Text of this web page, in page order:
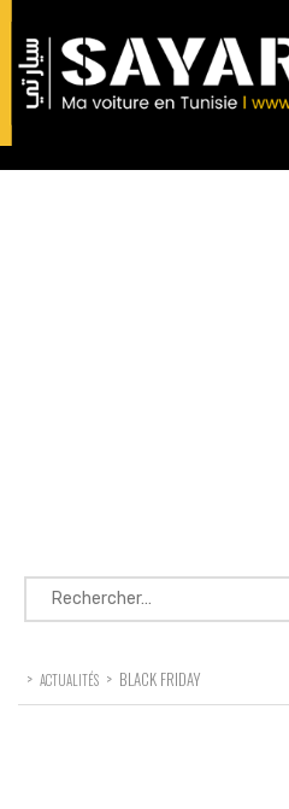
Rechercher :
> ACTUALITÉS > BLACK FRIDAY